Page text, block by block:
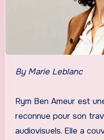
By Marie Leblanc
Rym Ben Ameur est
reconnue pour son
audiovisuels. Elle a